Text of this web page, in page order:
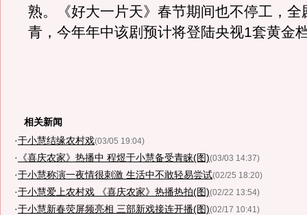
熟。《好大一片天》春节期间也不停工，全
青，今年年中该剧预计将登陆央视1套黄金
相关新闻
·于小慧结缘农村戏(03/05 19:04)
· 《喜庆农家》热播中 程煜于小慧备受青睐(图)(03/03 14:37)
·于小慧称演一夜情很刺激 生活中不敢轻易尝试(02/25 18:20)
·于小慧爱上农村戏 《喜庆农家》热播热拍(图)(02/22 13:54)
·于小慧新春荧屏频亮相 三部新戏接连开播(图)(02/17 10:41)